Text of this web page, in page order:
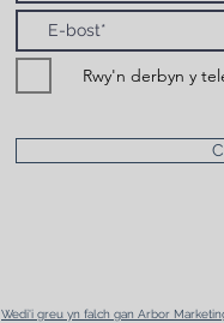
Rwy'n derbyn y
Wedi'i greu yn falch gan Arbor